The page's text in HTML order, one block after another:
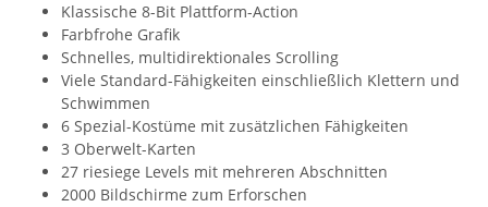
Klassische 8-Bit Plattform-Action
Farbfrohe Grafik
Schnelles, multidirektionales Scrolling
Viele Standard-Fähigkeiten einschließlich Klettern und
Schwimmen
6 Spezial-Kostüme mit zusätzlichen Fähigkeiten
3 Oberwelt-Karten
27 riesiege Levels mit mehreren Abschnitten
2000 Bildschirme zum Erforschen